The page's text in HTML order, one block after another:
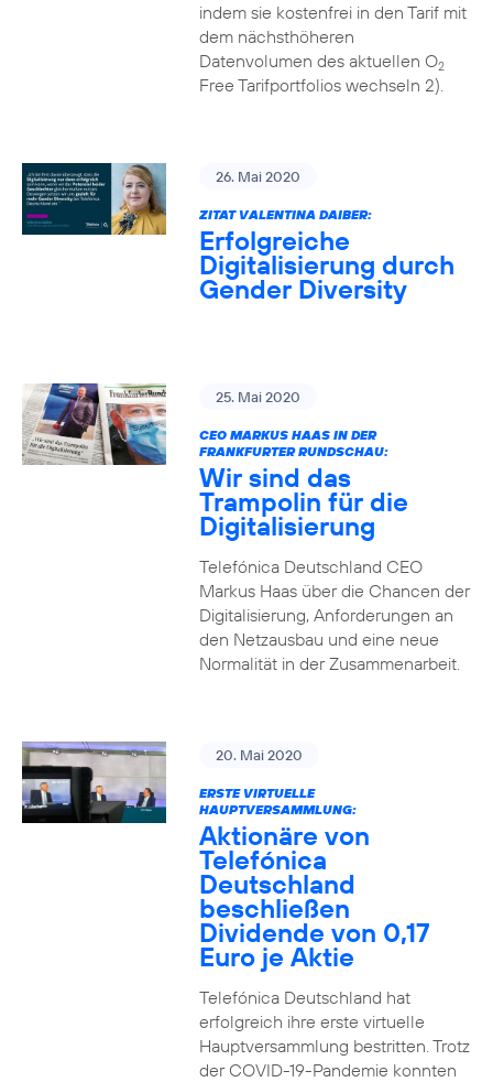
indem sie kostenfrei in den Tarif mit
dem nächsthöheren
Datenvolumen des aktuellen O2
Free Tarifportfolios wechseln 2).
26. Mai 2020
ZITAT VALENTINA DAIBER:
Erfolgreiche
Digitalisierung durch
Gender Diversity
25. Mai 2020
CEO MARKUS HAAS IN DER
FRANKFURTER RUNDSCHAU:
Wir sind das
Trampolin für die
Digitalisierung
Telefónica Deutschland CEO
Markus Haas über die Chancen der
Digitalisierung, Anforderungen an
den Netzausbau und eine neue
Normalität in der Zusammenarbeit.
20. Mai 2020
ERSTE VIRTUELLE
HAUPTVERSAMMLUNG:
Aktionäre von
Telefónica
Deutschland
beschließen
Dividende von 0,17
Euro je Aktie
Telefónica Deutschland hat
erfolgreich ihre erste virtuelle
Hauptversammlung bestritten. Trotz
der COVID-19-Pandemie konnten